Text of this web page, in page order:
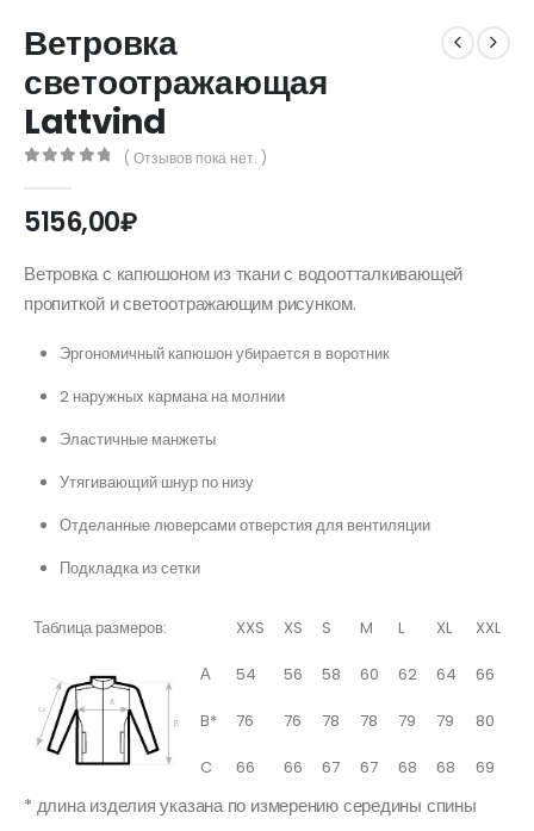
Ветровка
светоотражающая
Lattvind
( Отзывов пока нет. )
5156,00₽
Ветровка с капюшоном из ткани с водоотталкивающей
пропиткой и светоотражающим рисунком.
Эргономичный капюшон убирается в воротник
2 наружных кармана на молнии
Эластичные манжеты
Утягивающий шнур по низу
Отделанные люверсами отверстия для вентиляции
Подкладка из сетки
Таблица размеров: XXS XS S M L XL XXL
А 54 56 58 60 62 64 66
B* 76 76 78 78 79 79 80
C 66 66 67 67 68 68 69
* длина изделия указана по измерению середины спины